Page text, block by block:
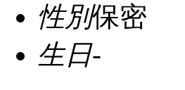
性別保密
生日-